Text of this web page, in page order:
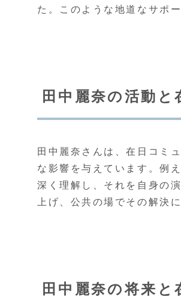
た。このような地道なサポ
田中麗奈の活動
田中麗奈さんは、在日コミ
な影響を与えています。例
深く理解し、それを自身の
上げ、公共の場でその解決
田中麗奈の将来